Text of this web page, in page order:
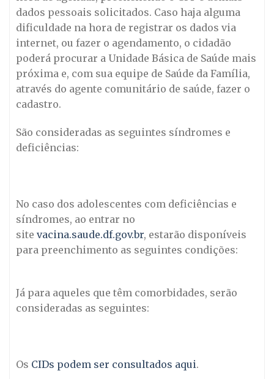
dados pessoais solicitados. Caso haja alguma
dificuldade na hora de registrar os dados via
internet, ou fazer o agendamento, o cidadão
poderá procurar a Unidade Básica de Saúde mais
próxima e, com sua equipe de Saúde da Família,
através do agente comunitário de saúde, fazer o
cadastro.
São consideradas as seguintes síndromes e
deficiências:
No caso dos adolescentes com deficiências e
síndromes, ao entrar no
site vacina.saude.df.gov.br, estarão disponíveis
para preenchimento as seguintes condições:
Já para aqueles que têm comorbidades, serão
consideradas as seguintes:
Os CIDs podem ser consultados aqui.